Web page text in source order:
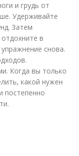
и грудь от
Удерживайте
Затем
в
снова.
Когда вы только
какой нужен
постепенно